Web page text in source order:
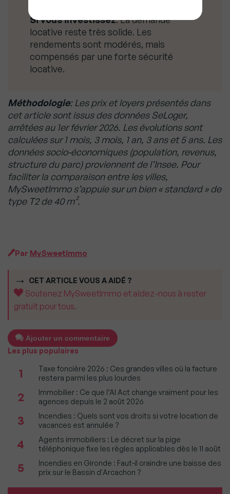
Si vous investissez. La demande
locative reste très solide. Les
rendements sont modérés, mais
compensés par une forte sécurité
locative.
Méthodologie: Les prix et loyers présentés dans
cet article sont issus des données SeLoger,
arrêtées au 1er février 2026. Les évolutions sont
calculées sur 1 mois, 3 mois, 1 an, 3 ans et 5 ans. Les
données socio-économiques (population, revenus,
structure du parc) proviennent de l’Insee. Pour
faciliter la comparaison entre les villes,
MySweetImmo s’appuie sur un bien « standard » de
type T2 de 40 m².
Par MySweetImmo
CET ARTICLE VOUS A AIDÉ ?
Soutenez MySweetImmo et aidez-nous à rester
gratuit pour tous.
Ajouter un commentaire
Les plus populaires
1
Taxe foncière 2026 : Ces grandes villes où la facture
restera parmi les plus lourdes
2
Immobilier : Ce que l’AI Act change vraiment pour les
agences depuis le 2 août 2026
3
Incendies : Quels sont vos droits si votre location de
vacances est annulée ?
4
Agents immobiliers : Le décret sur la pige
téléphonique fixe les règles applicables dès le 11 août
5
Incendies en Gironde : Faut-il craindre une baisse des
prix sur le Bassin d'Arcachon ?